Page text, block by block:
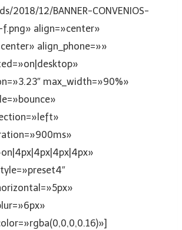
2018/12/BANNER-CONVENIOS-
f.png» align=»center»
align_phone=»»
max_width=»90%»